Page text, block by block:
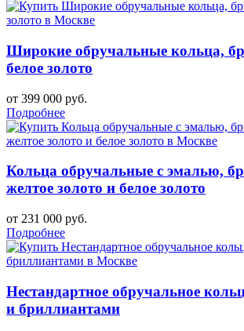
Широкие обручальные кольца,
белое золото
от 399 000 руб.
Подробнее
Кольца обручальные с эмалью,
желтое золото и белое золото
от 231 000 руб.
Подробнее
Нестандартное обручальное
и бриллиантами